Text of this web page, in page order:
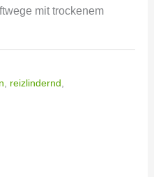
mit trockenem
reizlindernd